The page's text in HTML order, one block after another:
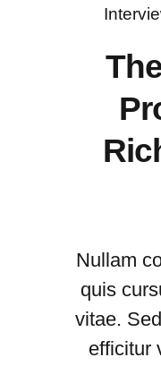
Nullam
quis
vitae.
efficitur